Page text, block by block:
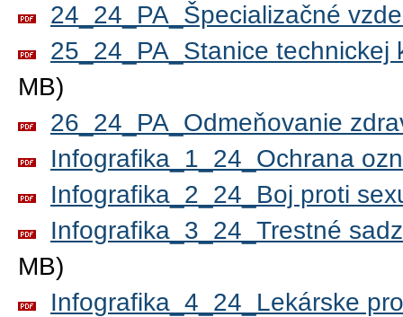
24_24_PA_Špecializačné
25_24_PA_Stanice
MB)
26_24_PA_Odmeňovanie
Infografika_1_24_Ochrana
Infografika_2_24_Boj proti
Infografika_3_24_Trestné
MB)
Infografika_4_24_Lekárske